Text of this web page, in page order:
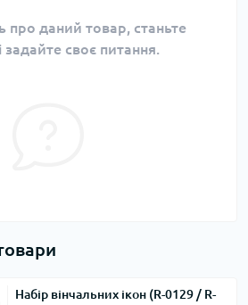
про даний товар, станьте
своє питання.
Набір вінчальних ікон (R-0129 / R-